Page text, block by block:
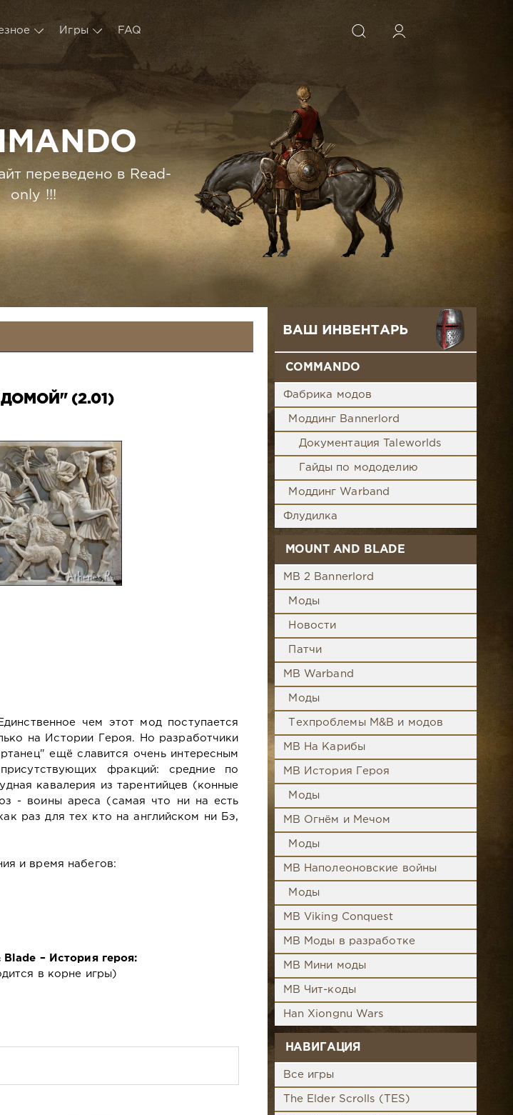
Игры FAQ
переведено в Read-
only !!!
(2.01)
чем этот мод поступается
на Истории Героя. Но разработчики
ещё славится очень интересным
фракций: средние по
кавалерия из тарентийцев (конные
- воины ареса (самая что ни на есть
раз для тех кто на английском ни Бэ,
и время набегов:
– История героя:
в корне игры)
COMMANDO
Фабрика модов
Моддинг Bannerlord
Документация Taleworlds
Гайды по мододелию
Моддинг Warband
Флудилка
MOUNT AND BLADE
MB 2 Bannerlord
Моды
Новости
Патчи
MB Warband
Моды
Техпроблемы M&B и модов
MB На Карибы
MB История Героя
Моды
MB Огнём и Мечом
Моды
MB Наполеоновские войны
Моды
MB Viking Conquest
MB Моды в разработке
MB Мини моды
MB Чит-коды
Han Xiongnu Wars
НАВИГАЦИЯ
Все игры
The Elder Scrolls (TES)